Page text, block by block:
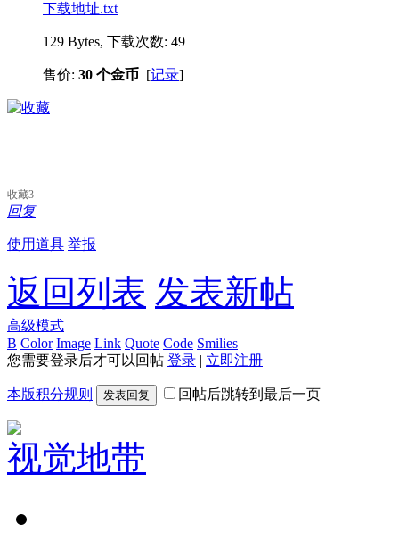
下载地址.txt
129 Bytes, 下载次数: 49
售价: 30 个金币 [记录]
收藏3
回复
使用道具 举报
返回列表 发表新帖
高级模式
B Color Image Link Quote Code Smilies
您需要登录后才可以回帖 登录 | 立即注册
本版积分规则 发表回复 回帖后跳转到最后一页
视觉地带